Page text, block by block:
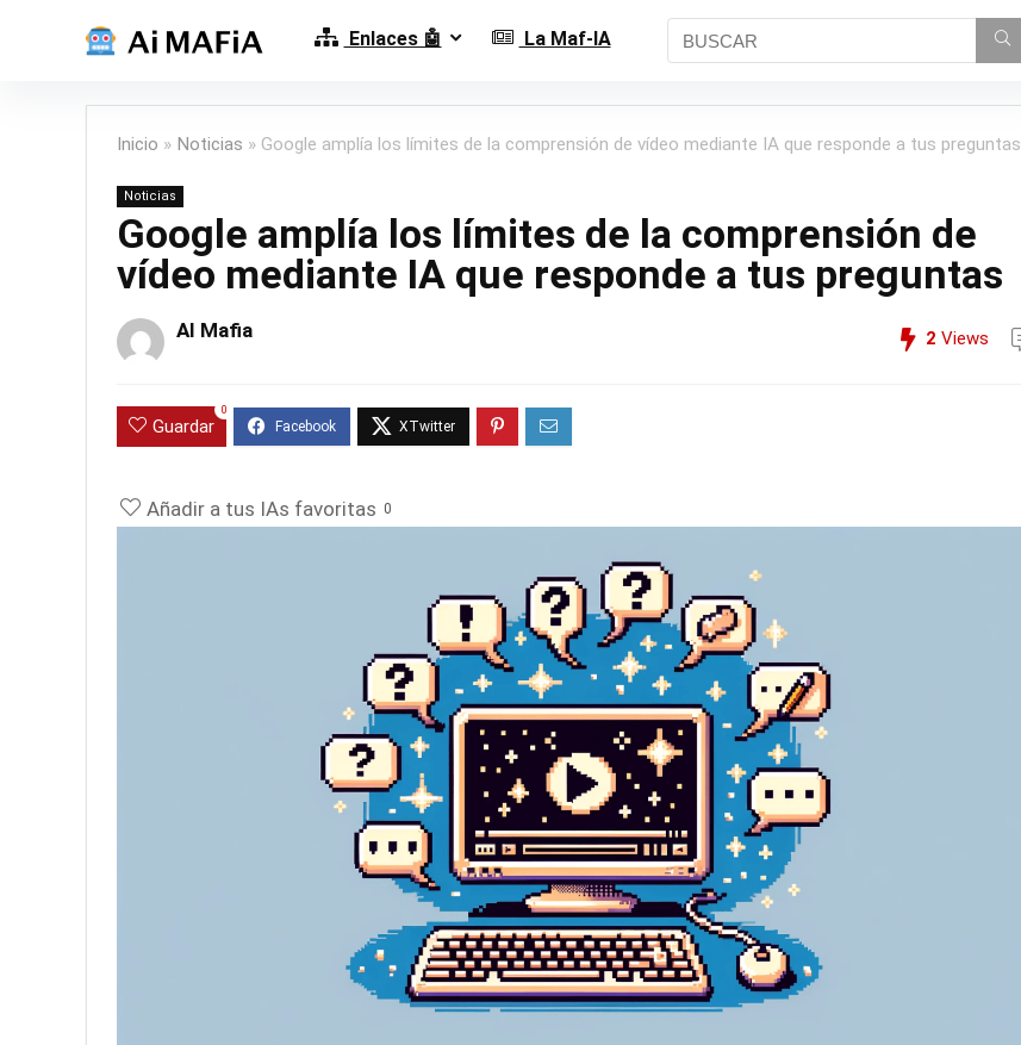
Enlaces 🤖 La Maf-IA
Inicio » Noticias » Google amplía los límites de la comprensión de vídeo mediante IA que responde a tus preguntas
Noticias
Google amplía los límites de la comprensión de
vídeo mediante IA que responde a tus preguntas
AI Mafia 2 Views
Guardar
0
Añadir a tus IAs favoritas 0